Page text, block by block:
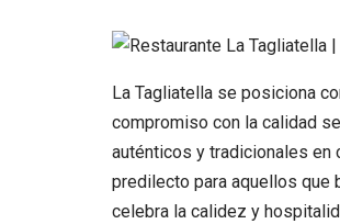
La Tagliatella se posiciona
compromiso con la calidad
auténticos y tradicionales en
predilecto para aquellos que
celebra la calidez y